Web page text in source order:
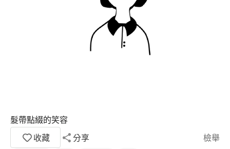
髮帶點綴的笑容
收藏
分享 檢舉